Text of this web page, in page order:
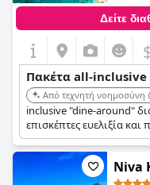
Δείτε
Πακέτα all-inclusive
Από τεχνητή νοημοσύνη
inclusive "dine-around"
επισκέπτες ευελιξία και
τις εξαιρετικές
παραλίες του, εύκολα
Niva